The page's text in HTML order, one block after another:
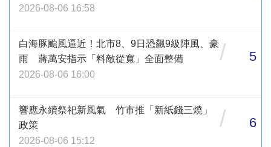
2026-08-06 16:58
白海豚颱風逼近！北市8、9日恐飆9級陣風、豪
雨 蔣萬安指示「料敵從寬」全面整備
2026-08-06 16:00
/ 5
響應永續祭祀新風氣 竹市推「新紙錢三燒」
政策
2026-08-06 15:12
/ 6